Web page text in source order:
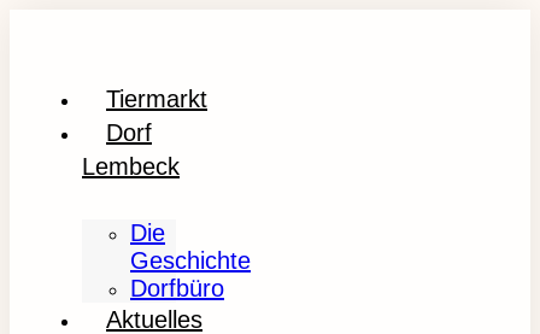
Tiermarkt
Dorf
Lembeck
Die
Geschichte
Dorfbüro
Aktuelles